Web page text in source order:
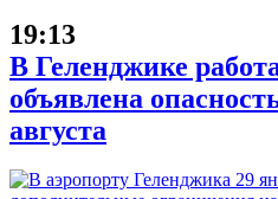
19:13
В Геленджике
объявлена
августа